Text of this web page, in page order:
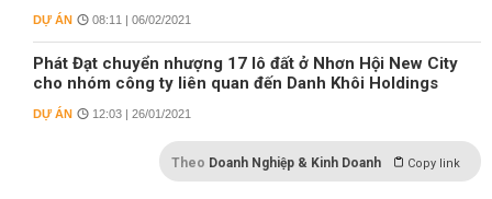
DỰ ÁN 08:11 | 06/02/2021
Phát Đạt chuyển nhượng 17 lô đất ở Nhơn Hội New City
cho nhóm công ty liên quan đến Danh Khôi Holdings
DỰ ÁN 12:03 | 26/01/2021
Theo Doanh Nghiệp & Kinh Doanh Copy link